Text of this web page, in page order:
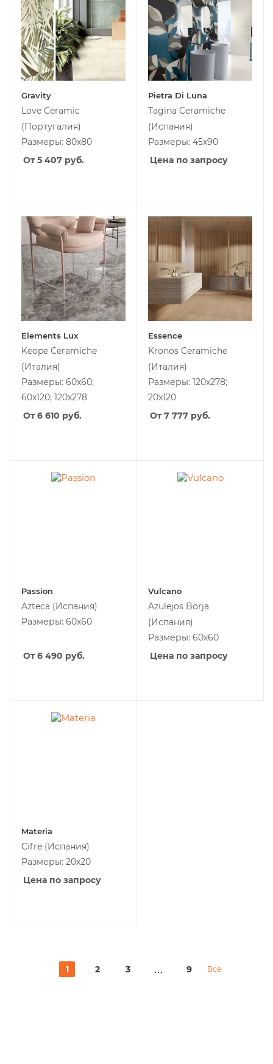
Gravity
Love Ceramic
(Португалия)
Размеры: 80x80
От 5 407 руб.
Pietra Di Luna
Tagina Ceramiche
(Испания)
Размеры: 45x90
Цена по запросу
Elements Lux
Keope Ceramiche
(Италия)
Размеры: 60x60;
60x120; 120x278
От 6 610 руб.
Essence
Kronos Ceramiche
(Италия)
Размеры: 120x278;
20x120
От 7 777 руб.
Passion
Azteca (Испания)
Размеры: 60x60
От 6 490 руб.
Vulcano
Azulejos Borja
(Испания)
Размеры: 60x60
Цена по запросу
Materia
Cifre (Испания)
Размеры: 20x20
Цена по запросу
1 2 3 9 Все